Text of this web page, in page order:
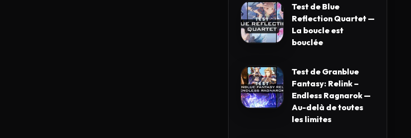
Test de Blue
Reflection Quartet —
La boucle est
bouclée
Test de Granblue
Fantasy: Relink –
Endless Ragnarok —
Au-delà de toutes
les limites